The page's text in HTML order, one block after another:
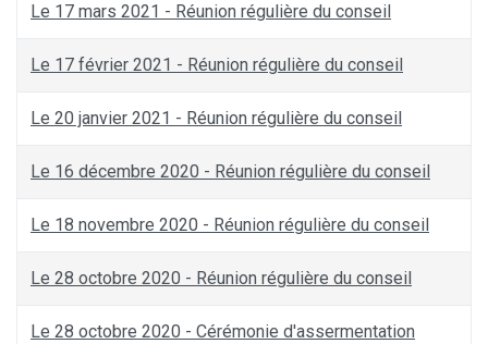
Le 17 mars 2021 - Réunion régulière du conseil
Le 17 février 2021 - Réunion régulière du conseil
Le 20 janvier 2021 - Réunion régulière du conseil
Le 16 décembre 2020 - Réunion régulière du conseil
Le 18 novembre 2020 - Réunion régulière du conseil
Le 28 octobre 2020 - Réunion régulière du conseil
Le 28 octobre 2020 - Cérémonie d'assermentation